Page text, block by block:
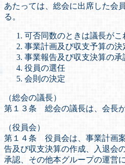
あたっては、総会に出席した会
る。
可否同数のときは議長がこ
事業計画及び収支予算の決
事業報告及び収支決算の承
役員の選任
会則の決定
（総会の議長）
第１３条 総会の議長は、会長が
（役員会）
第１４条 役員会は、事業計画
告及び収支決算の作成、入退会
承認、その他本グループの運営